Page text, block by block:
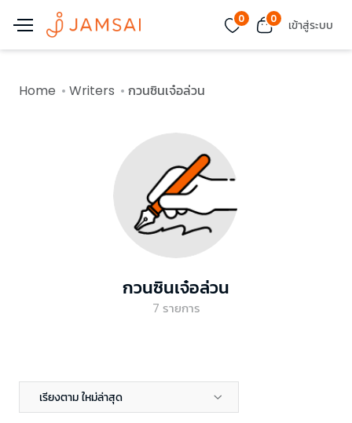
0 0 เข้าสู่ระบบ
Home Writers กวนซินเจ๋อล่วน
กวนซินเจ๋อล่วน
7 รายการ
เรียงตาม ใหม่ล่าสุด